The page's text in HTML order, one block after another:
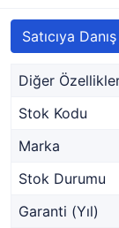
Satıcıya Danış
Diğer
Stok Kodu
Marka
Stok Durumu
Garanti (Yıl)